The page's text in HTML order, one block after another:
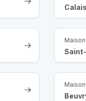
Calais